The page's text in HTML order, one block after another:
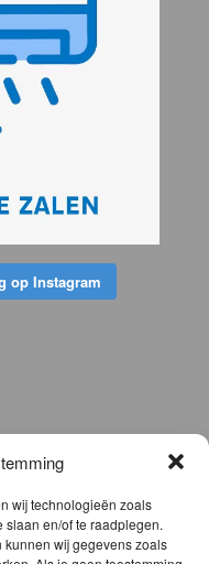
wij technologieën zoals
slaan en/of te raadplegen.
wij gegevens zoals
op Instagram
topsport-